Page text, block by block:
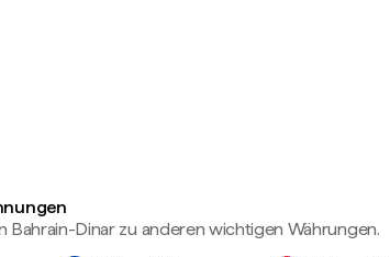
Bahrain-Dinar zu anderen wichtigen Währungen.